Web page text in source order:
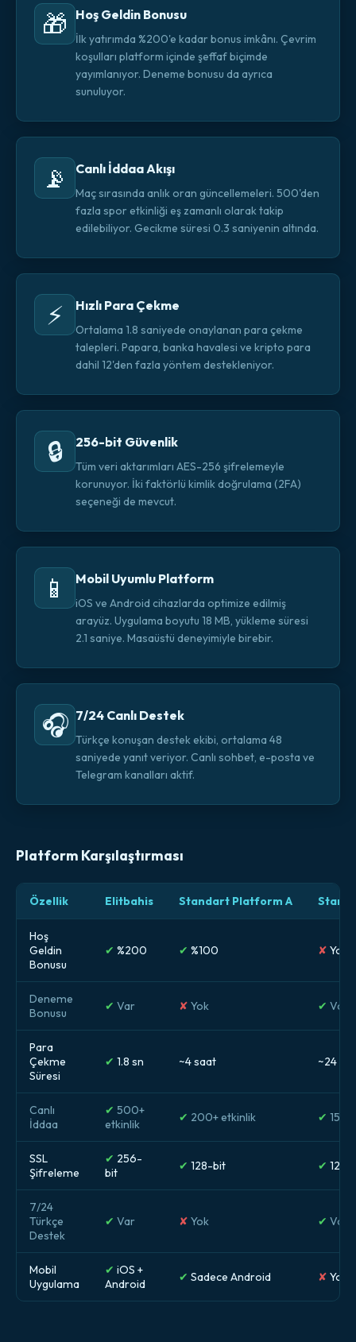
🎁 Hoş Geldin Bonusu
İlk yatırımda %200'e kadar bonus imkânı. Çevrim
koşulları platform içinde şeffaf biçimde
yayımlanıyor. Deneme bonusu da ayrıca
sunuluyor.
📡 Canlı İddaa Akışı
Maç sırasında anlık oran güncellemeleri. 500'den
fazla spor etkinliği eş zamanlı olarak takip
edilebiliyor. Gecikme süresi 0.3 saniyenin altında.
⚡ Hızlı Para Çekme
Ortalama 1.8 saniyede onaylanan para çekme
talepleri. Papara, banka havalesi ve kripto para
dahil 12'den fazla yöntem destekleniyor.
🔒 256-bit Güvenlik
Tüm veri aktarımları AES-256 şifrelemeyle
korunuyor. İki faktörlü kimlik doğrulama (2FA)
seçeneği de mevcut.
📱 Mobil Uyumlu Platform
iOS ve Android cihazlarda optimize edilmiş
arayüz. Uygulama boyutu 18 MB, yükleme süresi
2.1 saniye. Masaüstü deneyimiyle birebir.
🎧 7/24 Canlı Destek
Türkçe konuşan destek ekibi, ortalama 48
saniyede yanıt veriyor. Canlı sohbet, e-posta ve
Telegram kanalları aktif.
Platform Karşılaştırması
Özellik Elitbahis Standart Platform A
Hoş
Geldin
Bonusu
✔ %200 ✔ %100 ✘ Yok
Deneme
Bonusu
✔ Var ✘ Yok ✔ Var
Para
Çekme
Süresi
✔ 1.8 sn ~4 saat ~24
Canlı
İddaa
✔ 500+
etkinlik
✔ 200+ etkinlik ✔
SSL
Şifreleme
✔ 256-
bit
✔ 128-bit ✔ 128-
7/24
Türkçe
Destek
✔ Var ✘ Yok ✔ Var
Mobil
Uygulama
✔ iOS +
Android
✔ Sadece Android ✘ Yok